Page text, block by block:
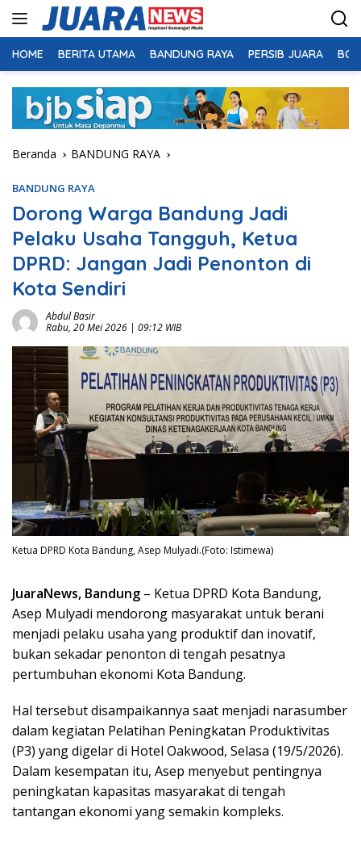
HOME BERITA UTAMA BANDUNG RAYA PERSIB JUARA
Beranda BANDUNG RAYA
BANDUNG RAYA
Dorong Warga Bandung Jadi
Pelaku Usaha Tangguh, Ketua
DPRD: Jangan Jadi Penonton di
Kota Sendiri
Abdul Basir
Rabu, 20 Mei 2026 | 09:12 WIB
Ketua DPRD Kota Bandung, Asep Mulyadi.(Foto: Istimewa)
JuaraNews, Bandung – Ketua DPRD Kota Bandung,
Asep Mulyadi mendorong masyarakat untuk berani
menjadi pelaku usaha yang produktif dan inovatif,
bukan sekadar penonton di tengah pesatnya
pertumbuhan ekonomi Kota Bandung.
Hal tersebut disampaikannya saat menjadi narasumber
dalam kegiatan Pelatihan Peningkatan Produktivitas
(P3) yang digelar di Hotel Oakwood, Selasa (19/5/2026).
Dalam kesempatan itu, Asep menyebut pentingnya
peningkatan kapasitas masyarakat di tengah
tantangan ekonomi yang semakin kompleks.